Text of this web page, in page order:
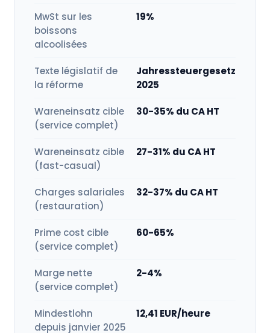
MwSt sur les
boissons
alcoolisées
19%
Texte législatif de
la réforme
Jahressteuergesetz
2025
Wareneinsatz cible
(service complet)
30-35% du CA HT
Wareneinsatz cible
(fast-casual)
27-31% du CA HT
Charges salariales
(restauration)
32-37% du CA HT
Prime cost cible
(service complet)
60-65%
Marge nette
(service complet)
2-4%
Mindestlohn
depuis janvier 2025
12,41 EUR/heure